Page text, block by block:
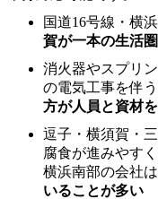
国道16号線・横
賀が一本の生活圏
消火器やスプリ
の電気工事を伴う
方が人員と資材
逗子・横須賀・
腐食が進みやす
横浜南部の会社は
いることが多い